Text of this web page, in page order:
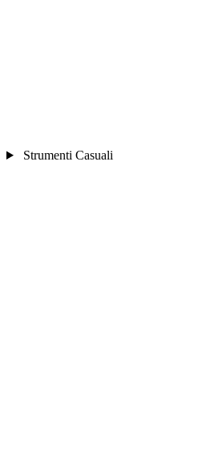
Strumenti Casuali